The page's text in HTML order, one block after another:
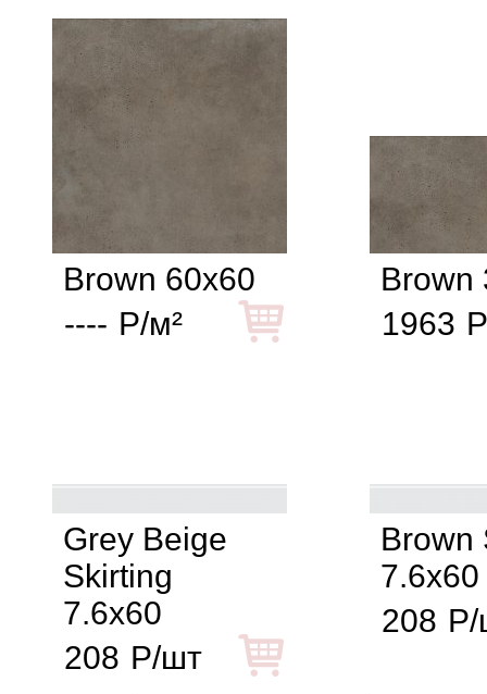
Brown 60x60
---- Р/м²
Brown
1963
Grey Beige
Skirting
7.6x60
208 Р/шт
Brown
7.6x60
208 Р/